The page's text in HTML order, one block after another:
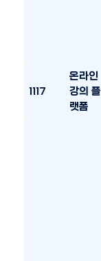
1117
온라인
강의 플
랫폼